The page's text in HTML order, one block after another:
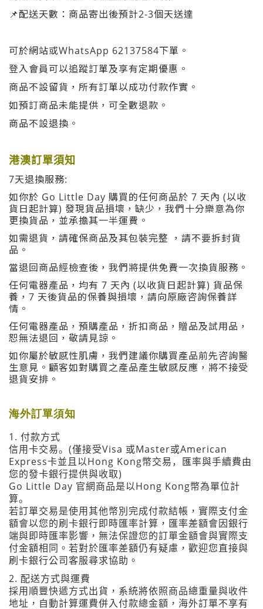
📌配送天數 ： 商品寄出後預計2-3個天送達
可於網站或WhatsApp 62137584下單。
登入會員可以追蹤訂單及享有定期優惠。
商品不設留貨，所有訂單以成功付款作實。
如預訂商品未能提供，可全數退款。
商品不設退換。
港澳訂單須知
7天退換服務:
如你於 Go Little Day 購買的任何商品於 7 天內 (以收
貨日起計算) 發現貨品損壞，缺少，我們十分樂意為你
更換貨品，並承擔其一半運費。
如需退貨，請確保商品及其包裝完整 ，請不要拆封貨
品。
當退回商品經檢查後，我們將提供免費一次換貨服務。
任何電器產品，均有 7 天內 (以收貨日起計算) 貨品保
養，7 天後貨品的保養與損壞，請向原廠咨詢保養詳
情。
任何電器產品，預購產品，折扣商品，贈品及試用品，
恕無法退回，敬請見諒。
如你屬於敏感性肌膚，我們建議你購買產品前先咨詢醫
生意見。顧客如對購買之產品產生敏感反應，將不接受
退貨安排。
海外訂單須知
1. 付款方式
信用卡交易。 (僅接受Visa 或Master或American
Express卡並且以 Hong Kong幣交易，匯率與手續費由
您的發卡銀行提供與收取)
Go Little Day 官網商品是以 Hong Kong幣為單位計
算。
若訂單交易是使用其他幣別完成付款結帳，實際支付金
額會以您的刷卡銀行即時匯率計算，匯率差額會因銀行
端與即時匯率影響，無法保證您的訂單金額會與實際支
付金額相同。若對於匯率差額仍有疑慮，歡迎您直接與
刷卡銀行公司客服尋求協助。
2. 配送方式與運費
採用順豐快遞方式出貨，系統將依照商品總重量與收件
地址，自動計算運費併入付款總金額，海外訂單不享有